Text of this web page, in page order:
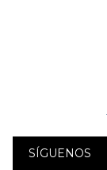
SÍGUENOS